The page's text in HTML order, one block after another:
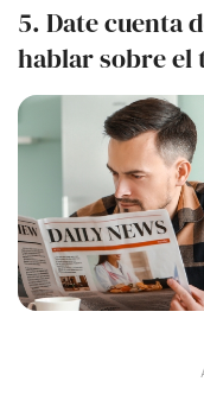
5. Date cuenta
hablar sobre el